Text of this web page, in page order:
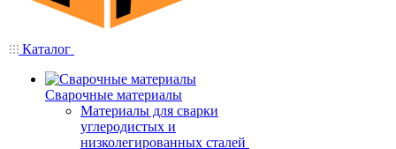
Каталог
Сварочные материалы
Материалы для сварки
углеродистых и
низколегированных сталей